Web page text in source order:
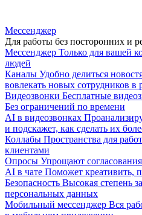
Мессенджер
Для работы без посторонних и
Мессенджер Только для вашей
людей
Каналы Удобно делиться
вовлекать новых сотрудников в
Видеозвонки Бесплатные
Без ограничений по времени
AI в видеозвонках
и подскажет, как сделать их
Коллабы Пространства для
клиентами
Опросы Упрощают
AI в чате Поможет креативить,
Безопасность Высокая степень
персональных данных
Мобильный мессенджер Вся